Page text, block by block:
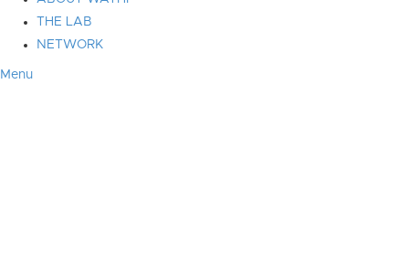
THE LAB
NETWORK
Menu